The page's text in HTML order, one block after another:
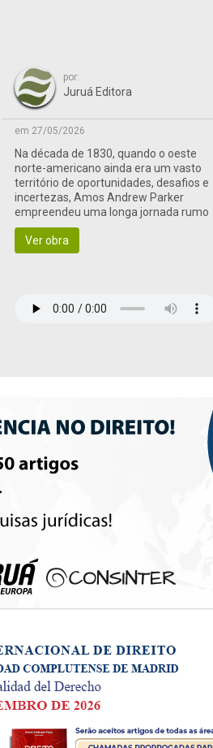
por:
Juruá Editora
em 27/05/2026
Na década de 1830, quando o oeste
norte-americano ainda era um vasto
território de oportunidades, desafios e
incertezas, Amos Andrew Parker
empreendeu uma longa jornada rumo
às terras de fronteira
Ver obra